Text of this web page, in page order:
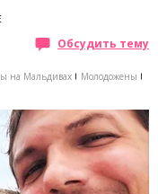
Обсудить тему
на Мальдивах
Молодожены